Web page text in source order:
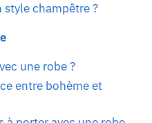
champêtre ?
une robe ?
entre bohème et